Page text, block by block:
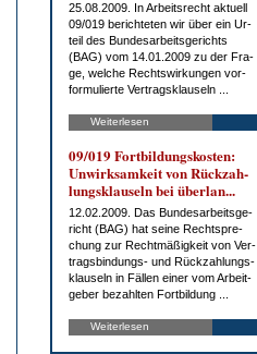
25.08.2009. In Ar­beits­recht ak­tu­ell
09/019 be­rich­te­ten wir über ein Ur­
teil des Bun­des­ar­beits­ge­richts
(BAG) vom 14.01.2009 zu der Fra­
ge, wel­che Rechts­wir­kun­gen vor­
for­mu­lier­te Ver­trags­klau­seln ...
Weiterlesen
09/019 Fort­bil­dungs­kos­ten:
Un­wirk­sam­keit von Rück­zah­
lungs­klau­seln bei über­lan...
12.02.2009. Das Bun­des­ar­beits­ge­
richt (BAG) hat sei­ne Recht­spre­
chung zur Recht­mä­ßig­keit von Ver­
trags­bin­dungs- und Rück­zah­lungs­
klau­seln in Fäl­len ei­ner vom Ar­beit­
ge­ber be­zahl­ten Fort­bil­dung ...
Weiterlesen